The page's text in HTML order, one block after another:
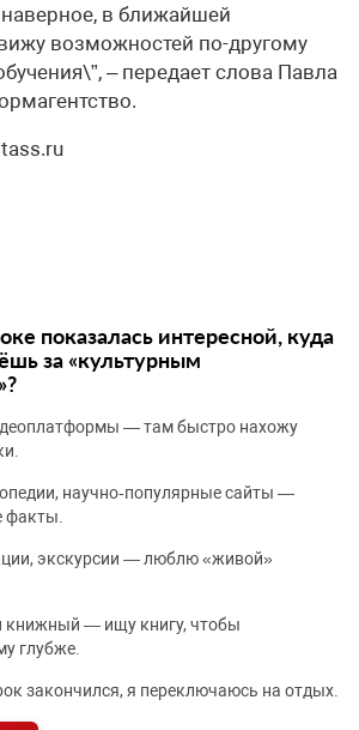
в ближайшей
возможностей по-другому
– передает слова Павла
показалась интересной, куда
за «культурным
— там быстро нахожу
научно‑популярные сайты —
факты.
экскурсии — люблю «живой»
книжный — ищу книгу, чтобы
глубже.
закончился, я переключаюсь на отдых.